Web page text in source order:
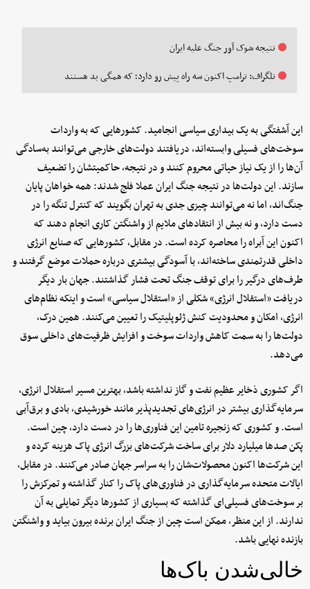
نتیجه شوک آور جنگ علیه ایران
تلگراف: ترامپ اکنون سه راه پیش رو دارد؛ که همگی بد هستند
این آشفتگی به یک بیداری سیاسی انجامید. کشورهایی که به واردات
سوخت‌های فسیلی وابسته‌اند، دریافتند دولت‌های خارجی می‌توانند به‌سادگی
آن‌ها را از یک نیاز حیاتی محروم کنند و در نتیجه، حاکمیتشان را تضعیف
سازند. این دولت‌ها در نتیجه جنگ ایران عملا فلج شدند: همه خواهان پایان
جنگ‌اند، اما نه می‌توانند چیزی جدی به تهران بگویند که کنترل تنگه را در
دست دارد، و نه بیش از انتقادهای ملایم از واشنگتن کاری انجام دهند که
اکنون این آبراه را محاصره کرده است. در مقابل، کشورهایی که صنایع انرژی
داخلی قدرتمندی ساخته‌اند، با آسودگی بیشتری درباره حملات موضع گرفتند و
طرف‌های درگیر را برای توقف جنگ تحت فشار گذاشتند. جهان بار دیگر
دریافت «استقلال انرژی» شکلی از «استقلال سیاسی» است و اینکه نظام‌های
انرژی، امکان و محدودیت کنش ژئوپلیتیک را تعیین می‌کنند. همین درک،
دولت‌ها را به سمت کاهش واردات سوخت و افزایش ظرفیت‌های داخلی سوق
می‌دهد.
اگر کشوری ذخایر عظیم نفت و گاز نداشته باشد، بهترین مسیر استقلال انرژی،
سرمایه‌گذاری بیشتر در انرژی‌های تجدیدپذیر مانند خورشیدی، بادی و برق‌آبی
است. و کشوری که زنجیره تامین این فناوری‌ها را در دست دارد، چین است.
پکن صدها میلیارد دلار برای ساخت شرکت‌های بزرگ انرژی پاک هزینه کرده و
این شرکت‌ها اکنون محصولات‌شان را به سراسر جهان صادر می‌کنند. در مقابل،
ایالات متحده سرمایه‌گذاری در فناوری‌های پاک را کنار گذاشته و تمرکزش را
بر سوخت‌های فسیلی‌ای گذاشته که بسیاری از کشورها دیگر تمایلی به آن
ندارند. از این منظر، ممکن است چین از جنگ ایران برنده بیرون بیاید و واشنگتن
بازنده نهایی باشد.
خالی‌شدن باک‌ها